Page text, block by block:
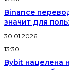
Binance
значит для
30.01.2026
13:30
Bybit нацелена